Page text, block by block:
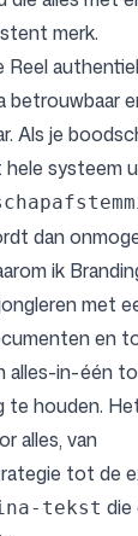
merk.
Reel
betrouwbaar
Als je
systeem
dan
ik
met
en
alles-in-één
te houden.
alles, van
tot de
tekst